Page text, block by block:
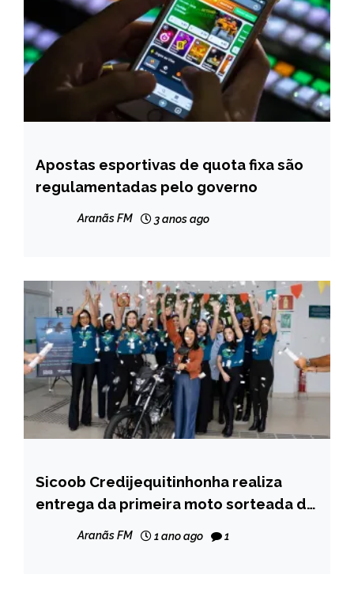
BRASIL
NOTÍCIAS
Apostas esportivas de quota fixa são
regulamentadas pelo governo
Aranãs FM 3 anos ago
CAPELINHA
MINAS
Sicoob Credijequitinhonha realiza
entrega da primeira moto sorteada da
Aranãs FM 1 ano ago 1